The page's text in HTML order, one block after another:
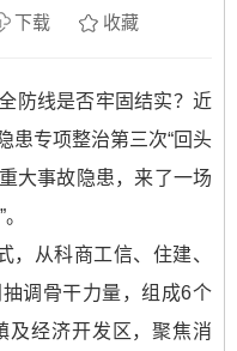
下载 收藏
防线是否牢固结实？近
患专项整治第三次“回头
大事故隐患，来了一场
，从科商工信、住建、
调骨干力量，组成6个
及经济开发区，聚焦消